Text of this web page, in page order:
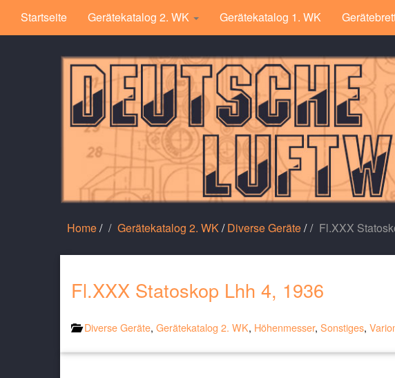
Startseite Gerätekatalog 2. WK Gerätekatalog 1. WK
Home/ Gerätekatalog 2. WK /Diverse Geräte/ Fl.XXX
Fl.XXX Statoskop Lhh 4, 1936
Diverse Geräte, Gerätekatalog 2. WK, Höhenmesser, Sonstiges,